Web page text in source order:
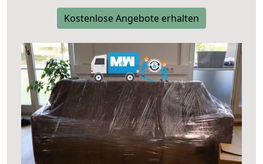
Kostenlose Angebote erhalten